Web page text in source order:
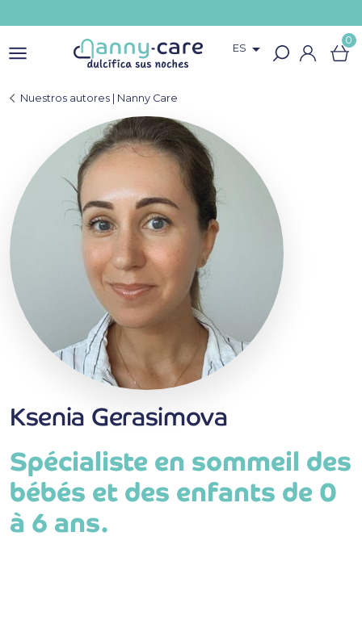
ES  0
Nuestros autores | Nanny Care
Ksenia Gerasimova
Spécialiste en sommeil des
bébés et des enfants de 0
à 6 ans.